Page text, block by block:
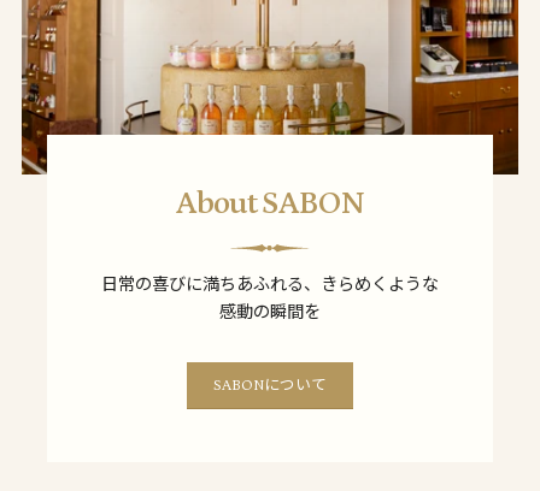
About SABON
日常の喜びに満ちあふれる、きらめくような
感動の瞬間を
SABONについて